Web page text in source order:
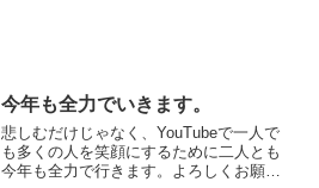
今年も全力でいきます。
悲しむだけじゃなく、YouTubeで一人で
も多くの人を笑顔にするために二人とも
今年も全力で行きます。よろしくお願い